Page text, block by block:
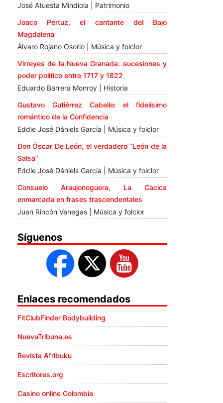
José Atuesta Mindiola | Patrimonio
Joaco Pertuz, el cantante del Bajo
Magdalena
Álvaro Rojano Osorio | Música y folclor
Virreyes de la Nueva Granada: sucesiones y
poder político entre 1717 y 1822
Eduardo Barrera Monroy | Historia
Gustavo Gutiérrez Cabello: el fidelísimo
romántico de la Confidencia
Eddie José Dániels García | Música y folclor
Don Óscar De León, el verdadero “León de la
Salsa”
Eddie José Dániels García | Música y folclor
Consuelo Araujonoguera, La Cacica
enmarcada en frases trascendentales
Juan Rincón Vanegas | Música y folclor
Síguenos
Enlaces recomendados
FitClubFinder Bodybuilding
NuevaTribuna.es
Revista Afribuku
Escritores.org
Casino online Colombia